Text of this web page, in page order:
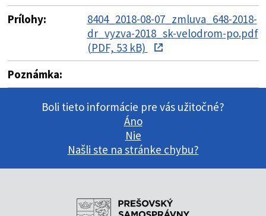
Prílohy:
8404_2018-08-07_zmluva_648-2018-
dr_vyzva-2018_sk-velodrom-po.pdf
(PDF, 53 kB)
Poznámka:
Boli tieto informácie pre vás užitočné?
Áno
Nie
Našli ste na stránke chybu?